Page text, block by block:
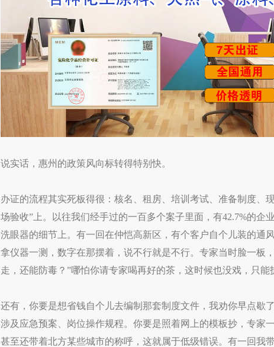
说实话，惠州的政策风向标转得特别快。
办证的流程其实死板得很：核名、租房、培训考试、准备制度、
场验收”上。以往我们经手过的一百多个案子里面，有42.7%的企
洗眼器的细节上。有一回在仲恺高新区，有个客户自个儿装的通
拿仪器一测，数字在那摆着，说不行就是不行。专家当时脸一板
走，还能防毒？”哪怕你请专家喝再好的茶，这时候也没戏，只能
还有，你要是想省钱自个儿去编制那套制度文件，我劝你早点歇
涉及应急预案、岗位操作规程。你要是照着网上的模板抄，专家
甚至还带着北方某些城市的称呼，这就属于低级错误。有一回我